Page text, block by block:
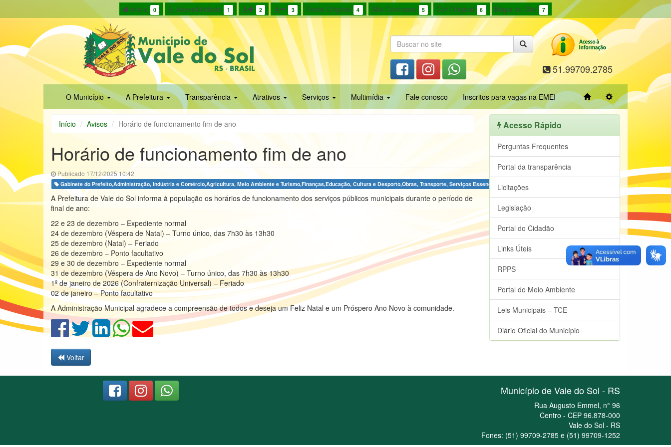
Início 0 Acessibilidade 1 2 3 Fonte Original 4 Alto Contraste 5 Cor Original 6 Mapa do Site 7
51.99709.2785
O Município A Prefeitura Transparência Atrativos Serviços Multimídia Fale conosco Inscritos para vagas na EMEI
Início Avisos Horário de funcionamento fim de ano
Horário de funcionamento fim de ano
Publicado 17/12/2025 10:42
Gabinete do Prefeito,Administração, Indústria e Comércio,Agricultura, Meio Ambiente e Turismo,Finanças,Educação, Cultura e Desporto,Obras, Transporte, Serviços Essenciais e Trânsito,Secretaria Municipal de Saúde
A Prefeitura de Vale do Sol informa à população os horários de funcionamento dos serviços públicos municipais durante o período de
final de ano:
22 e 23 de dezembro – Expediente normal
24 de dezembro (Véspera de Natal) – Turno único, das 7h30 às 13h30
25 de dezembro (Natal) – Feriado
26 de dezembro – Ponto facultativo
29 e 30 de dezembro – Expediente normal
31 de dezembro (Véspera de Ano Novo) – Turno único, das 7h30 às 13h30
1º de janeiro de 2026 (Confraternização Universal) – Feriado
02 de janeiro – Ponto facultativo
A Administração Municipal agradece a compreensão de todos e deseja um Feliz Natal e um Próspero Ano Novo à comunidade.
Voltar
Acesso Rápido
Perguntas Frequentes
Portal da transparência
Licitações
Legislação
Portal do Cidadão
Links Úteis
RPPS
Portal do Meio Ambiente
Leis Municipais – TCE
Diário Oficial do Município
Município de Vale do Sol - RS
Rua Augusto Emmel, n° 96
Centro - CEP 96.878-000
Vale do Sol - RS
Fones: (51) 99709-2785 e (51) 99709-1252